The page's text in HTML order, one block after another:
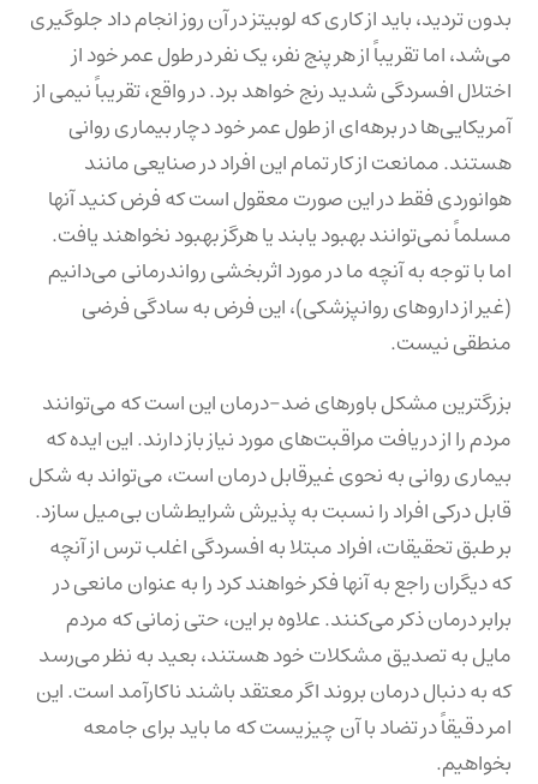
بدون تردید، باید از کاری که لوبیتز در آن روز انجام داد جلوگیری
می‌شد، اما تقریباً از هر پنج نفر، یک نفر در طول عمر خود از
اختلال افسردگی شدید رنج خواهد برد. در واقع، تقریباً نیمی از
آمریکایی‌ها در برهه‌ای از طول عمر خود دچار بیماری روانی
هستند. ممانعت از کار تمام این افراد در صنایعی مانند
هوانوردی فقط در این صورت معقول است که فرض کنید آنها
مسلماً نمی‌توانند بهبود یابند یا هرگز بهبود نخواهند یافت.
اما با توجه به آنچه ما در مورد اثربخشی رواندرمانی می‌دانیم
(غیر از داروهای روانپزشکی)، این فرض به سادگی فرضی
منطقی نیست.
بزرگترین مشکل باورهای ضد-درمان این است که می‌توانند
مردم را از دریافت مراقبت‌های مورد نیاز باز دارند. این ایده که
بیماری روانی به نحوی غیرقابل درمان است، می‌تواند به شکل
قابل درکی افراد را نسبت به پذیرش شرایط‌‌شان بی‌میل سازد.
بر طبق تحقیقات، افراد مبتلا به افسردگی اغلب ترس از آنچه
که دیگران راجع به آنها فکر خواهند کرد را به عنوان مانعی در
برابر درمان ذکر می‌کنند. علاوه بر این، حتی زمانی که مردم
مایل به تصدیق مشکلات خود هستند، بعید به نظر می‌رسد
که به دنبال درمان بروند اگر معتقد باشند ناکارآمد است. این
امر دقیقاً در تضاد با آن چیزیست که ما باید برای جامعه
بخواهیم.